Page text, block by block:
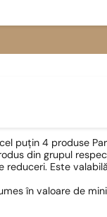
puțin 4 produse
din grupul
reduceri. Este
în valoare de